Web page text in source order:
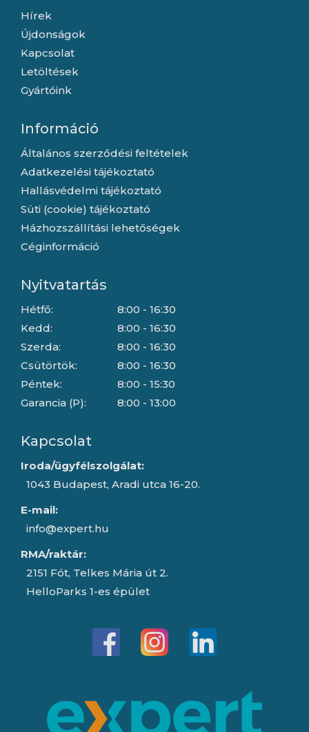
Hírek
Újdonságok
Kapcsolat
Letöltések
Gyártóink
Információ
Általános szerződési feltételek
Adatkezelési tájékoztató
Hallásvédelmi tájékoztató
Süti (cookie) tájékoztató
Házhozszállítási lehetőségek
Céginformáció
Nyitvatartás
Hétfő:
Kedd:
Szerda:
Csütörtök:
Péntek:
Garancia (P):
8:00 - 16:30
8:00 - 16:30
8:00 - 16:30
8:00 - 16:30
8:00 - 15:30
8:00 - 13:00
Kapcsolat
Iroda/ügyfélszolgálat:
1043 Budapest, Aradi utca 16-20.
E-mail:
info@expert.hu
RMA/raktár:
2151 Fót, Telkes Mária út 2.
HelloParks 1-es épület